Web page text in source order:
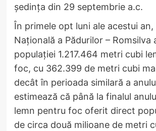
ședința din 29 septembrie a.c.
​În primele opt luni ale acestui an,
Națională a Pădurilor – Romsilva
populației 1.217.464 metri cubi
foc, cu 362.399 de metri cubi
decât în perioada similară a
estimează că până la finalul
lemn pentru foc oferit direct
de circa două milioane de metri